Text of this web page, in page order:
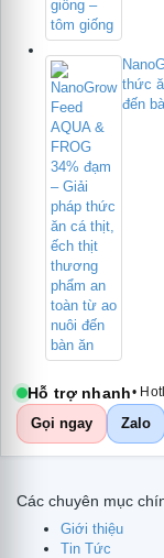
thức
đến
Hỗ trợ nhanh•
Gọi ngay Zalo
Các chuyên mục
Giới thiệu
Tin Tức